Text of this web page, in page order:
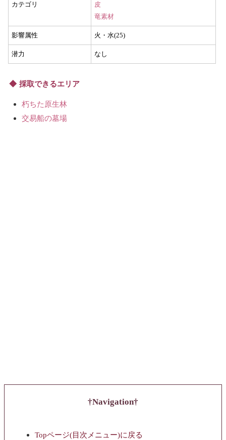
カテゴリ
皮
竜素材
影響属性 火・水(25)
潜力 なし
採取できるエリア
朽ちた原生林
交易船の墓場
Navigation
Topページ(目次メニュー)に戻る